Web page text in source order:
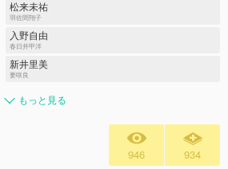
松来未祐
羽佐間翔子
入野自由
春日井甲洋
新井里美
要咲良
もっと見る
946 934